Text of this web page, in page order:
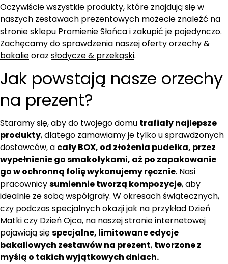
Oczywiście wszystkie produkty, które znajdują się w
naszych zestawach prezentowych możecie znaleźć na
stronie sklepu Promienie Słońca i zakupić je pojedynczo.
Zachęcamy do sprawdzenia naszej ofertyorzechy &
bakalieoraz słodycze & przekąski.
Jak powstają nasze orzechy
na prezent?
Staramy się, aby do twojego domu trafiały najlepsze
produkty, dlatego zamawiamy je tylko u sprawdzonych
dostawców, a cały BOX, od złożenia pudełka, przez
wypełnienie go smakołykami, aż po zapakowanie
go w ochronną folię wykonujemy ręcznie. Nasi
pracownicysumiennie tworzą kompozycje, aby
idealnie ze sobą współgrały. W okresach świątecznych,
czy podczas specjalnych okazji jak na przykład Dzień
Matki czy Dzień Ojca, na naszej stronie internetowej
pojawiają sięspecjalne, limitowane edycje
bakaliowych zestawów na prezent, tworzone z
myślą o takich wyjątkowych dniach.